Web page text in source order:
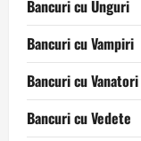
Bancuri cu Unguri
Bancuri cu Vampiri
Bancuri cu Vanatori
Bancuri cu Vedete